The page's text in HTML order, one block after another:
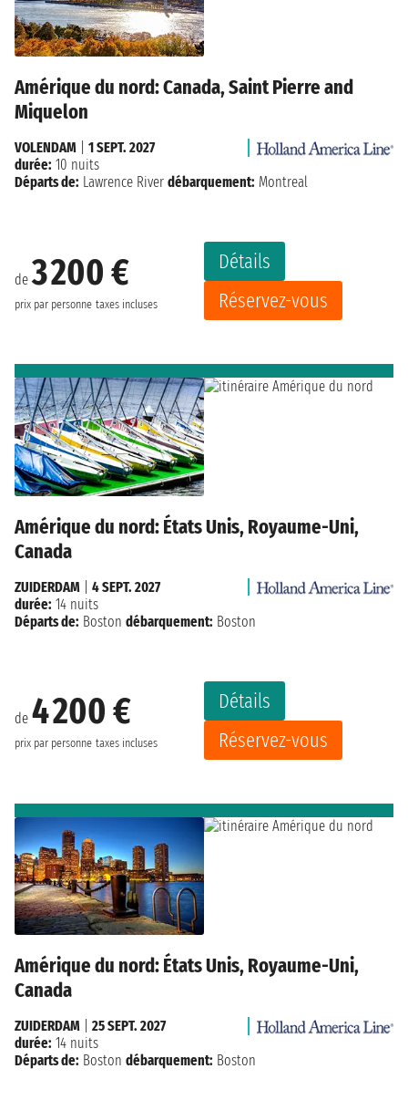
Amérique du nord: Canada, Saint Pierre and
Miquelon
de3 200 €
prix par personne taxes incluses
Détails
Réservez-vous
VOLENDAM
1 SEPT. 2027
durée: 10 nuits
Départs de: Lawrence River débarquement: Montreal
Amérique du nord: États Unis, Royaume-Uni,
Canada
de 4 200 €
prix par personne taxes incluses
Détails
Réservez-vous
ZUIDERDAM
4 SEPT. 2027
durée: 14 nuits
Départs de: Boston débarquement: Boston
Amérique du nord: États Unis, Royaume-Uni,
Canada
ZUIDERDAM
25 SEPT. 2027
durée: 14 nuits
Départs de: Boston débarquement: Boston